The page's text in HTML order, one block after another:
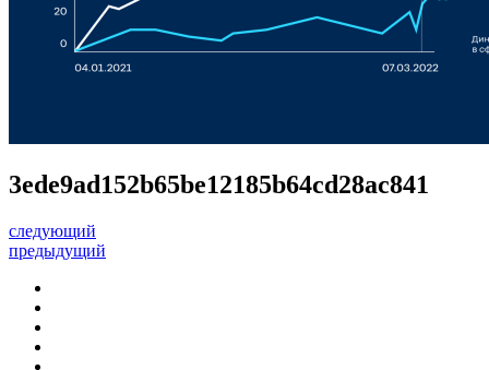
3ede9ad152b65be12185b64cd28ac841
следующий
предыдущий